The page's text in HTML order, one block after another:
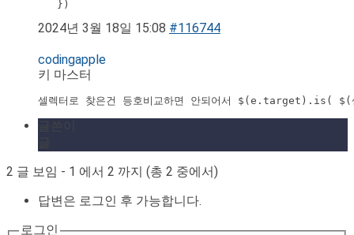
2024년 3월 18일 15:08 #116744
codingapple
키 마스터
셀렉터로 찾은건 등호비교하면 안되어서 $(e.target).is( $(
2 글 보임 - 1 에서 2 까지 (총 2 중에서)
답변은 로그인 후 가능합니다.
로그인